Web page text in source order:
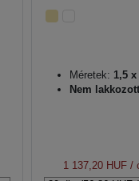
Méretek: 1,5
Nem
1 137,20 HUF /